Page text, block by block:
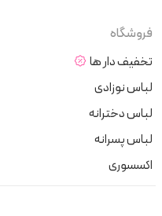
فروشگاه
تخفیف دار ها
لباس نوزادی
لباس دخترانه
لباس پسرانه
اکسسوری